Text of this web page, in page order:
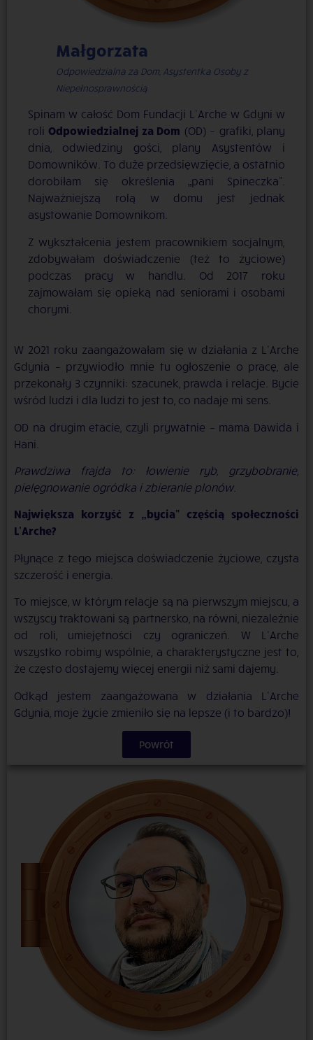
Małgorzata
Odpowiedzialna za Dom, Asystentka Osoby z
Niepełnosprawnością
Spinam w całość Dom Fundacji L’Arche w Gdyni w
roli Odpowiedzialnej za Dom (OD) – grafiki, plany
dnia, odwiedziny gości, plany Asystentów i
Domowników. To duże przedsięwzięcie, a ostatnio
dorobiłam się określenia „pani Spineczka”.
Najważniejszą rolą w domu jest jednak
asystowanie Domownikom.
Z wykształcenia jestem pracownikiem socjalnym,
zdobywałam doświadczenie (też to życiowe)
podczas pracy w handlu. Od 2017 roku
zajmowałam się opieką nad seniorami i osobami
chorymi.
W 2021 roku zaangażowałam się w działania z L’Arche
Gdynia – przywiodło mnie tu ogłoszenie o pracę, ale
przekonały 3 czynniki: szacunek, prawda i relacje. Bycie
wśród ludzi i dla ludzi to jest to, co nadaje mi sens.
OD na drugim etacie, czyli prywatnie – mama Dawida i
Hani.
Prawdziwa frajda to: łowienie ryb, grzybobranie,
pielęgnowanie ogródka i zbieranie plonów.
Największa korzyść z „bycia” częścią społeczności
L’Arche?
Płynące z tego miejsca doświadczenie życiowe, czysta
szczerość i energia.
To miejsce, w którym relacje są na pierwszym miejscu, a
wszyscy traktowani są partnersko, na równi, niezależnie
od roli, umiejętności czy ograniczeń. W L’Arche
wszystko robimy wspólnie, a charakterystyczne jest to,
że często dostajemy więcej energii niż sami dajemy.
Odkąd jestem zaangażowana w działania L’Arche
Gdynia, moje życie zmieniło się na lepsze (i to bardzo)!
Powrót